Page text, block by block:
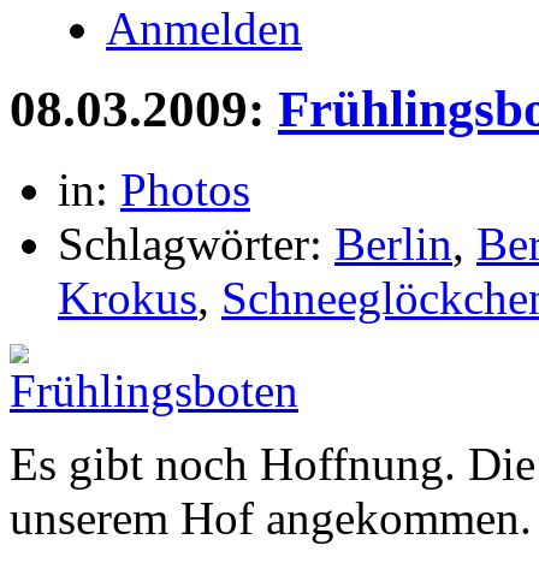
Anmelden
08.03.2009:
in: Photos
Schlagwörter: Berlin,
Krokus,
Es gibt noch Hoffnung.
unserem Hof angekommen.